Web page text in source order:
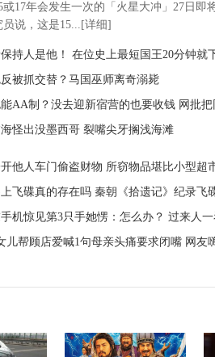
或17年会发生一次的「火星大冲」27日即
员说，这是15...[详细]
持人是他！ 在位史上最短国王20分钟就
被抓交替？马国巫师离奇溺毙
AA制？没去迎新宿营的也要收钱 网批
怪出没墨西哥 裂嘴尖牙搁浅海滩
他人车门偷盗财物 所窃物品堪比小型超
飞碟真的存在吗 秦朝《拾遗记》纪录飞
机惊见第3只手她愣：怎么办？ 过来人
儿帮顾店爱喊1句母亲头痛要求闭嘴 网友